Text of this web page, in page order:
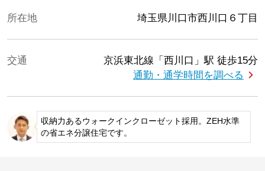
所在地 埼玉県川口市西川口６丁目
交通 京浜東北線「西川口」駅 徒歩15分
通勤・通学時間を調べる
収納力あるウォークインクローゼット採用。ZEH水準
の省エネ分譲住宅です。